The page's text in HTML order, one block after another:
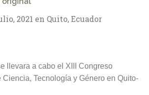
2021 en Quito, Ecuador
llevara a cabo el XIII Congreso
Ciencia, Tecnología y Género en Quito-